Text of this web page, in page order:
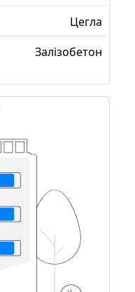
Цегла
Залізобетон